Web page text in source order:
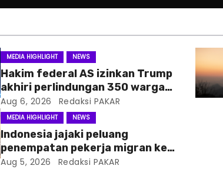
MEDIA HIGHLIGHT NEWS
Hakim federal AS izinkan Trump
akhiri perlindungan 350 warga
Haiti
Aug 6, 2026 Redaksi PAKAR
MEDIA HIGHLIGHT NEWS
Indonesia jajaki peluang
penempatan pekerja migran ke
Slowakia
Aug 5, 2026 Redaksi PAKAR